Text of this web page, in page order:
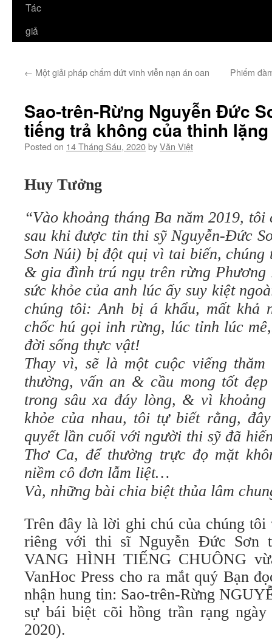
Tác
giả
← Một giải pháp chấm dứt vĩnh viễn nạn án oan Phiếm
Sao-trên-Rừng Nguyễn Đức
tiếng trả không của thinh lặng
Posted on 14 Tháng Sáu, 2020byVăn Việt
Huy Tưởng
“Vào khoảng tháng Ba năm 2019,
sau khi được tin thi sỹ Nguyễn-Đức
Sơn Núi) bị đột quị vì tai biến, chúng
& gia đình trú ngụ trên rừng Phương
sức khỏe của anh lúc ấy suy kiệt
chúng tôi: Anh bị á khẩu, mất khả
chốc hú gọi inh rừng, lúc tỉnh lúc
đời sống thực vật!
Thay vì, sẽ là một cuộc viếng
thường, vấn an & cầu mong tốt
trong sâu xa đáy lòng, & vì
khỏe của nhau, tôi tự biết rằng,
quyết lần cuối với người thi sỹ đã
Thơ Ca, để thường trực đọ mặt
niềm cô đơn lẫm liệt…
Và, những bài chia biệt thủa lâm
Trên đây là lời ghi chú của chúng
riêng với thi sĩ Nguyễn Đức Sơn
VANG HÌNH TIẾNG CHUÔNG
VanHoc Press cho ra mắt quý Bạn
nhận hung tin: Sao-trên-Rừng
sự bái biệt cõi hồng trần rạng
2020).